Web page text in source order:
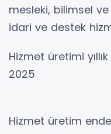
mesleki, bilimsel ve
idari ve destek
Hizmet üretimi
2025
Hizmet üretim